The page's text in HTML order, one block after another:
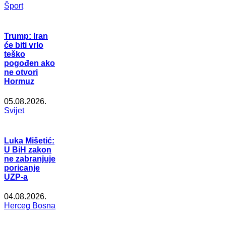
Šport
Trump: Iran
će biti vrlo
teško
pogođen ako
ne otvori
Hormuz
05.08.2026.
Svijet
Luka Mišetić:
U BiH zakon
ne zabranjuje
poricanje
UZP-a
04.08.2026.
Herceg Bosna